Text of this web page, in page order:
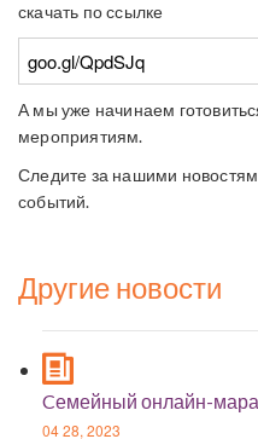
скачать по ссылке
goo.gl/QpdSJq
А мы уже начинаем
мероприятиям.
Следите за нашими
событий.
Другие новости
Cемейный онлайн-
04 28, 2023